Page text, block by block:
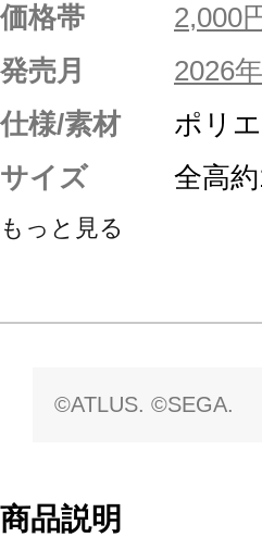
価格帯
2,000
発売月
2026
仕様/素材
ポリ
サイズ
全高
もっと見る
©ATLUS. ©SEGA.
商品説明